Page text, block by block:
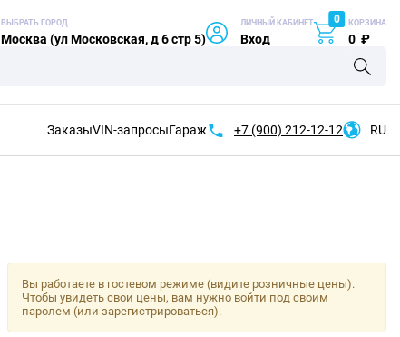
ВЫБРАТЬ ГОРОД
Москва (ул Московская, д 6 стр 5)
ЛИЧНЫЙ КАБИНЕТ
Вход
0 КОРЗИНА
0 ₽
ЗаказыVIN-запросыГараж +7 (900) 212-12-12 RU
Вы работаете в гостевом режиме (видите розничные цены).
Чтобы увидеть свои цены, вам нужно войти под своим
паролем (или зарегистрироваться).